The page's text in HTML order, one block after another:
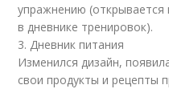
упражнению (открывается
в дневнике тренировок).
3. Дневник питания
Изменился дизайн,
свои продукты и рецепты